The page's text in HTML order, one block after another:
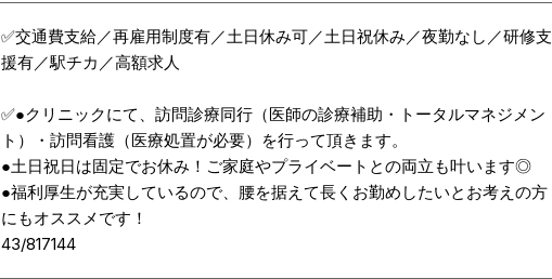
✅交通費支給／再雇用制度有／土日休み可／土日祝休み／夜勤なし／研修支
援有／駅チカ／高額求人
✅●クリニックにて、訪問診療同行（医師の診療補助・トータルマネジメン
ト）・訪問看護（医療処置が必要）を行って頂きます。
●土日祝日は固定でお休み！ご家庭やプライベートとの両立も叶います◎
●福利厚生が充実しているので、腰を据えて長くお勤めしたいとお考えの方
にもオススメです！
43/817144